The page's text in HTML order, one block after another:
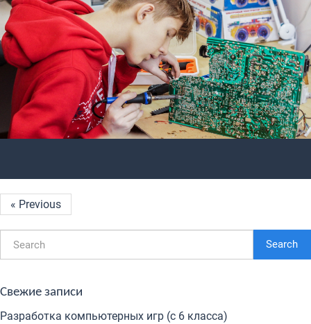
« Previous
Search
Свежие записи
Разработка компьютерных игр (с 6 класса)